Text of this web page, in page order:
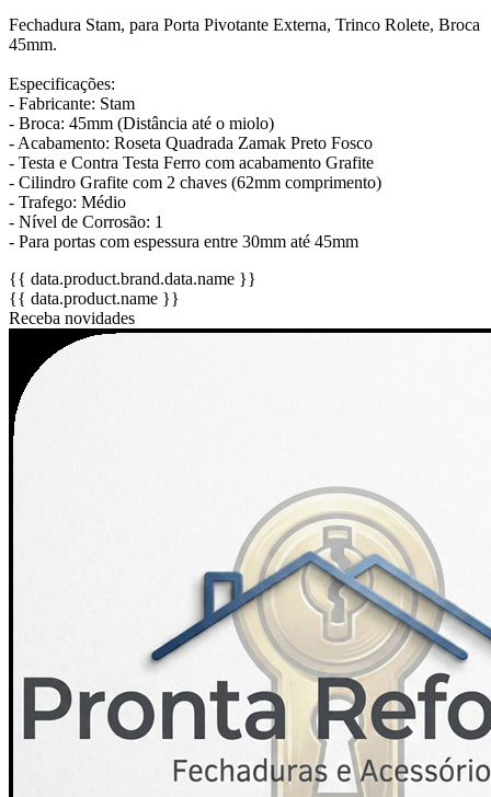
Fechadura Stam, para Porta Pivotante Externa, Trinco Rolete, Broca
45mm.
Especificações:
- Fabricante: Stam
- Broca: 45mm (Distância até o miolo)
- Acabamento: Roseta Quadrada Zamak Preto Fosco
- Testa e Contra Testa Ferro com acabamento Grafite
- Cilindro Grafite com 2 chaves (62mm comprimento)
- Trafego: Médio
- Nível de Corrosão: 1
- Para portas com espessura entre 30mm até 45mm
{{ data.product.brand.data.name }}
{{ data.product.name }}
Receba novidades